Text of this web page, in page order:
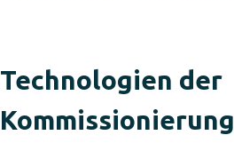
Technologien der
Kommissionierung